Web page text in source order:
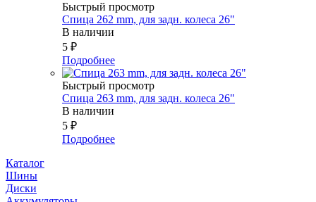
Быстрый просмотр
Спица 262 mm, для задн. колеса 26"
В наличии
5 ₽
Подробнее
Быстрый просмотр
Спица 263 mm, для задн. колеса 26"
В наличии
5 ₽
Подробнее
Каталог
Шины
Диски